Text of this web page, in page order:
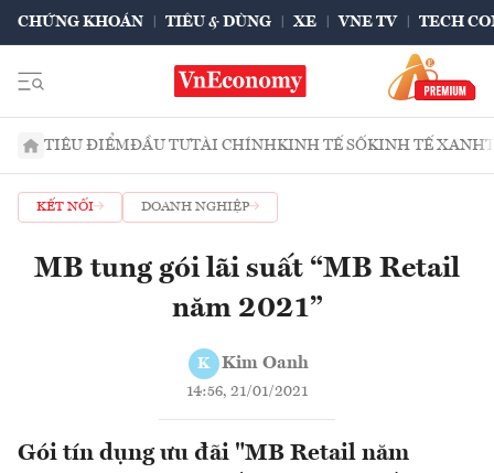
CHỨNG KHOÁN TIÊU & DÙNG XE VNE TV TECH
TIÊU ĐIỂMĐẦU TƯTÀI CHÍNHKINH TẾ SỐKINH TẾ XANH
KẾT NỐI DOANH NGHIỆP
MB tung gói lãi suất “MB Retail
năm 2021”
K Kim Oanh
14:56, 21/01/2021
Gói tín dụng ưu đãi "MB Retail năm